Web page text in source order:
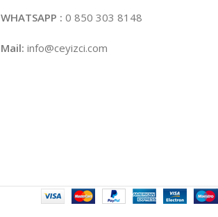
WHATSAPP : 0 850 303 8148
Mail: info@ceyizci.com